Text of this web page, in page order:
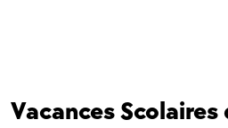
Vacances Scolaires